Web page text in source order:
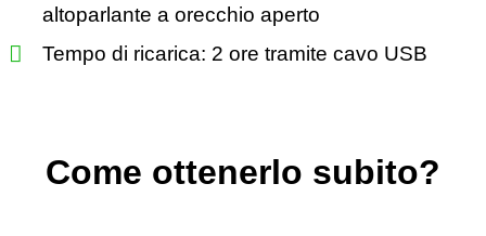
altoparlante a orecchio aperto
Tempo di ricarica: 2 ore tramite cavo USB
Come ottenerlo subito?